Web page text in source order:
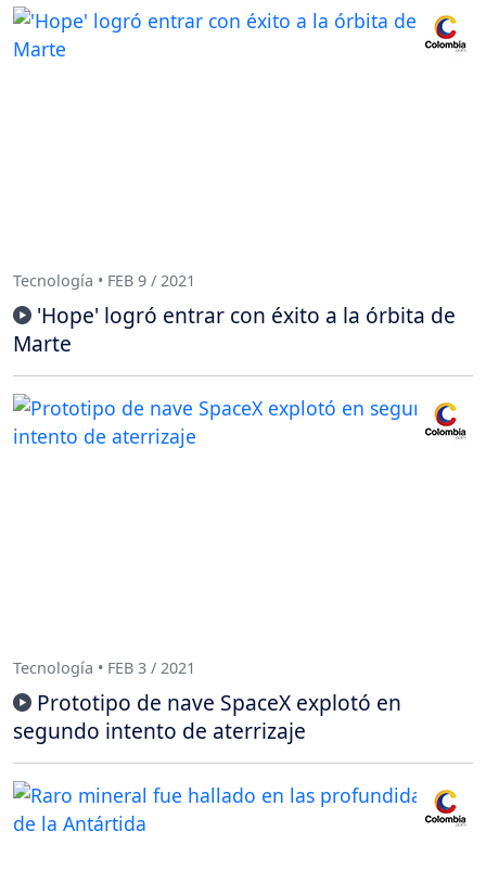
Tecnología • FEB 9 / 2021
'Hope' logró entrar con éxito a la órbita de
Marte
Tecnología • FEB 3 / 2021
Prototipo de nave SpaceX explotó en
segundo intento de aterrizaje